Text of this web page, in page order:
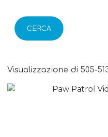
CERCA
Visualizzazione di 505-